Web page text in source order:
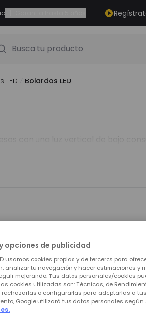
Busca tu producto
LED Bolardos LED
con una luz vertical de bajo
Bolardos LED
opciones de publicidad
usamos cookies propias y de terceros para
analizar tu navegación y hacer estimaciones y
mejorando. Tus datos personales/cookies
cookies utilizadas son: Técnicas, de
rechazarlas o configurarlas para adaptarlas a
Google utilizará tus datos personales